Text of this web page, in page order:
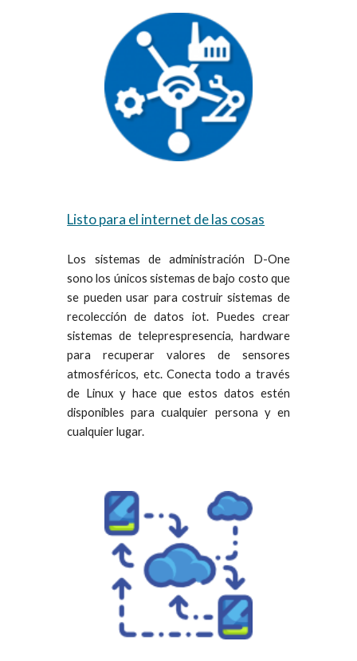
Listo para el internet de las cosas
Los sistemas de administración D-One
sono los únicos sistemas de bajo costo que
se pueden usar para costruir sistemas de
recolección de datos iot. Puedes crear
sistemas de teleprespresencia, hardware
para recuperar valores de sensores
atmosféricos, etc. Conecta todo a través
de Linux y hace que estos datos estén
disponibles para cualquier persona y en
cualquier lugar.